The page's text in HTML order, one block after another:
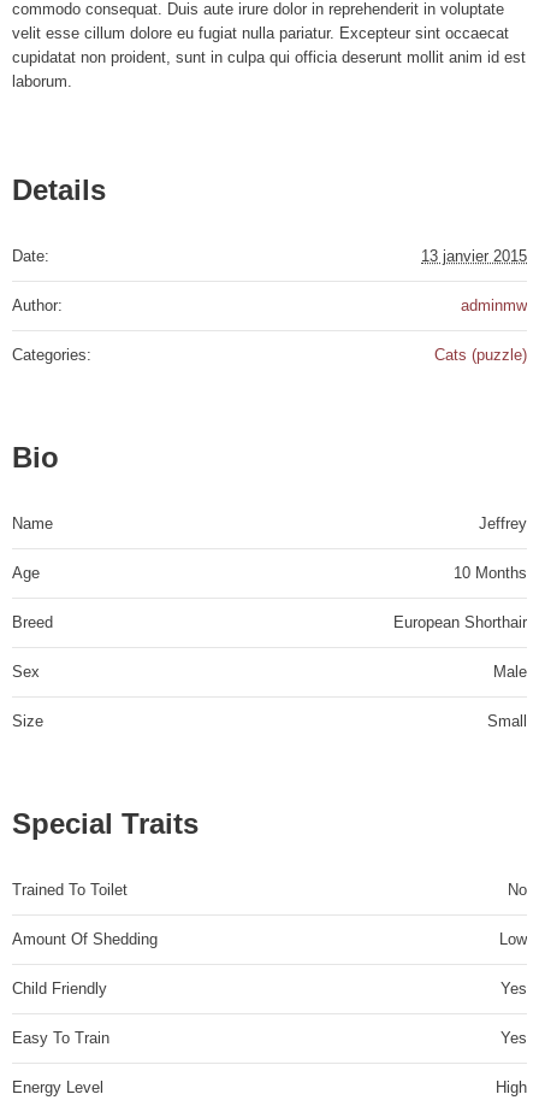
commodo consequat. Duis aute irure dolor in reprehenderit in voluptate
velit esse cillum dolore eu fugiat nulla pariatur. Excepteur sint occaecat
cupidatat non proident, sunt in culpa qui officia deserunt mollit anim id est
laborum.
Details
Date: 13 janvier 2015
Author: adminmw
Categories: Cats (puzzle)
Bio
Name Jeffrey
Age 10 Months
Breed European Shorthair
Sex Male
Size Small
Special Traits
Trained To Toilet No
Amount Of Shedding Low
Child Friendly Yes
Easy To Train Yes
Energy Level High